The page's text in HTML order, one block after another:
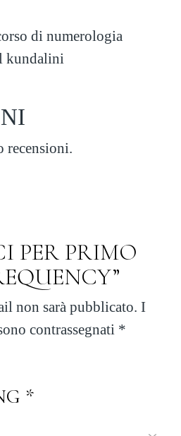
di numerologia
kundalini
recensioni.
PER PRIMO
non sarà pubblicato. I
contrassegnati *
*